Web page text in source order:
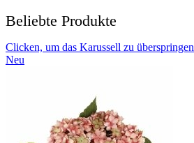
Beliebte Produkte
Clicken, um das Karussell zu überspringen
Neu